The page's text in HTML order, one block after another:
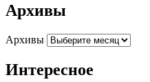
Архивы
Архивы
Интересное